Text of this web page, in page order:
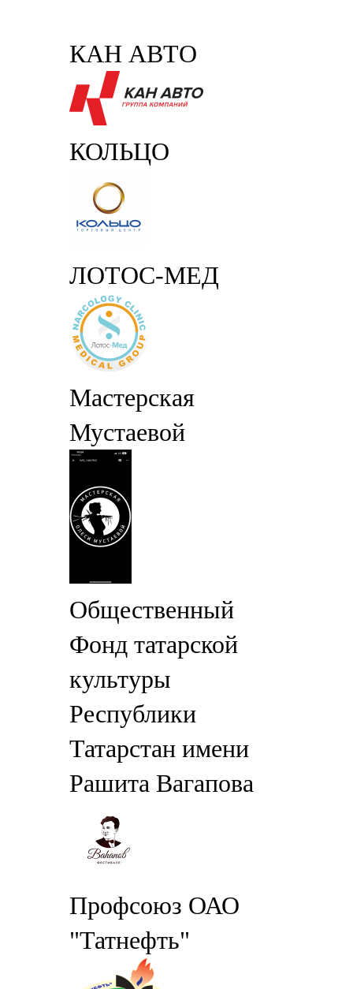
КАН АВТО
КОЛЬЦО
ЛОТОС-МЕД
Мастерская
Мустаевой
Общественный
Фонд татарской
культуры
Республики
Татарстан имени
Рашита Вагапова
Профсоюз ОАО
"Татнефть"